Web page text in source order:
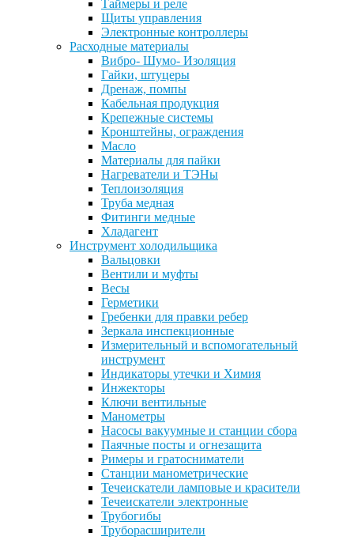
Таймеры и реле
Щиты управления
Электронные контроллеры
Расходные материалы
Вибро- Шумо- Изоляция
Гайки, штуцеры
Дренаж, помпы
Кабельная продукция
Крепежные системы
Кронштейны, ограждения
Масло
Материалы для пайки
Нагреватели и ТЭНы
Теплоизоляция
Труба медная
Фитинги медные
Хладагент
Инструмент холодильщика
Вальцовки
Вентили и муфты
Весы
Герметики
Гребенки для правки ребер
Зеркала инспекционные
Измерительный и вспомогательный
инструмент
Индикаторы утечки и Химия
Инжекторы
Ключи вентильные
Манометры
Насосы вакуумные и станции сбора
Паячные посты и огнезащита
Римеры и гратосниматели
Станции манометрические
Течеискатели ламповые и красители
Течеискатели электронные
Трубогибы
Труборасширители